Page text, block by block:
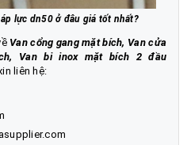
lực dn50 ở đâu giá tốt nhất?
Van cổng gang mặt bích, Van cửa
, Van bi inox mặt bích 2 đầu
liên hệ: